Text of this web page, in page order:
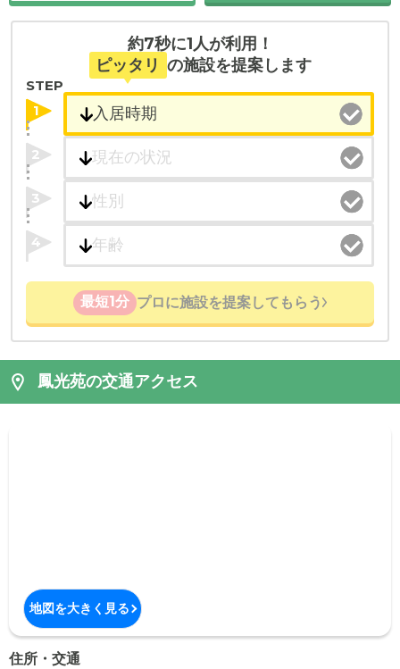
約7秒に1人が利用！
ピッタリ の施設を提案します
STEP
1
2
3
4
最短1分 プロに施設を提案してもらう
鳳光苑の交通アクセス
地図を大きく見る
住所・交通